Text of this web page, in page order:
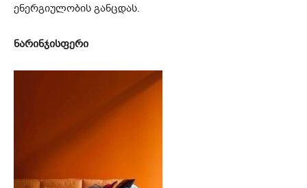
ენერგიულობის განცდას.
ნარინჯისფერი